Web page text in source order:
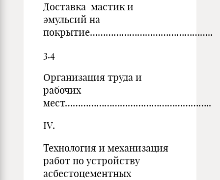
Доставка мастик и
эмульсий на
покрытие………………………………………..
3.4
Организация труда и
рабочих
мест………………………………………………..
IV.
Технология и механизация
работ по устройству
асбестоцементных